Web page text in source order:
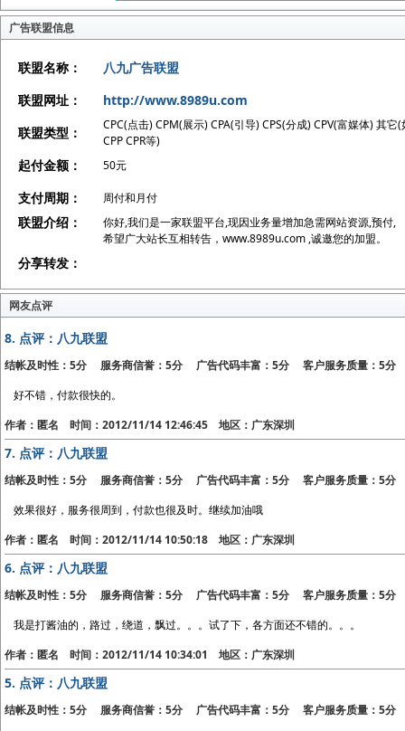
广告联盟信息
联盟名称：
八九广告联盟
联盟网址：
http://www.8989u.com
联盟类型：
CPC(点击) CPM(展示) CPA(引导) CPS(分成) CPV(富媒体) 其它(
CPP CPR等)
起付金额： 50元
支付周期： 周付和月付
联盟介绍：
你好,我们是一家联盟平台,现因业务量增加急需网站资源,预付,
希望广大站长互相转告，www.8989u.com ,诚邀您的加盟。
分享转发：
网友点评
8. 点评：八九联盟
结帐及时性：5分 服务商信誉：5分 广告代码丰富：5分 客户服务质量：5分
好不错，付款很快的。
作者：匿名 时间：2012/11/14 12:46:45 地区：广东深圳
7. 点评：八九联盟
结帐及时性：5分 服务商信誉：5分 广告代码丰富：5分 客户服务质量：5分
效果很好，服务很周到，付款也很及时。继续加油哦
作者：匿名 时间：2012/11/14 10:50:18 地区：广东深圳
6. 点评：八九联盟
结帐及时性：5分 服务商信誉：5分 广告代码丰富：5分 客户服务质量：5分
我是打酱油的，路过，绕道，飘过。。。试了下，各方面还不错的。。。
作者：匿名 时间：2012/11/14 10:34:01 地区：广东深圳
5. 点评：八九联盟
结帐及时性：5分 服务商信誉：5分 广告代码丰富：5分 客户服务质量：5分